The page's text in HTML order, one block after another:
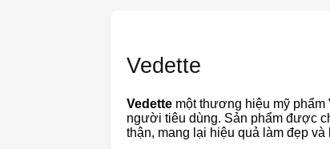
Vedette
Vedette một thương hiệu mỹ
người tiêu dùng. Sản phẩm được
thận, mang lại hiệu quả làm đẹp